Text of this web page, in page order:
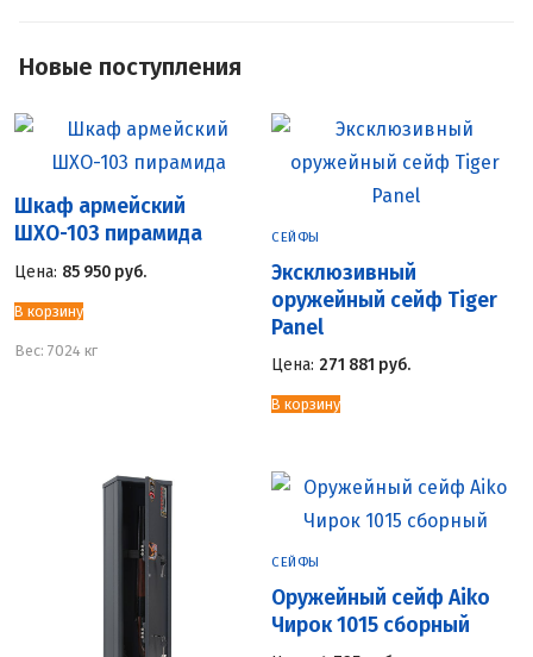
Новые поступления
Шкаф армейский
ШХО-103 пирамида
Цена: 85 950 руб.
В корзину
Вес: 7024 кг
СЕЙФЫ
Эксклюзивный
оружейный сейф Tiger
Panel
Цена: 271 881 руб.
В корзину
СЕЙФЫ
Оружейный сейф Aiko
Чирок 1015 сборный